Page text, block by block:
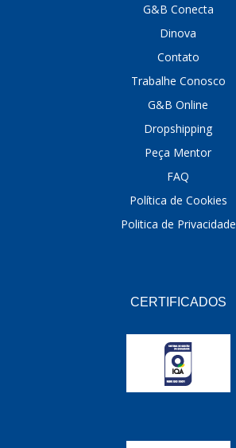
G&B Conecta
Dinova
Contato
Trabalhe Conosco
G&B Online
Dropshipping
Peça Mentor
FAQ
Política de Cookies
Politica de Privacidade
CERTIFICADOS